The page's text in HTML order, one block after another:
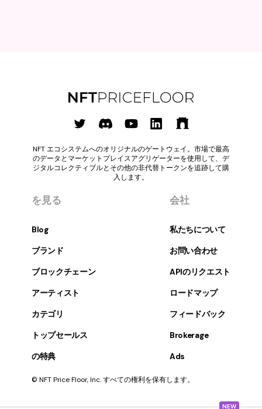
NEW
NFT エコシステムへのオリジナルのゲートウェイ。市場で最高
のデータとマーケットプレイスアグリゲーターを使用して、デ
ジタルコレクティブルとその他の非代替トークンを追跡して購
入します。
を見る
Blog
ブランド
ブロックチェーン
アーティスト
カテゴリ
トップセールス
の特典
会社
私たちについて
お問い合わせ
APIのリクエスト
ロードマップ
フィードバック
Brokerage
Ads
© NFT Price Floor, Inc. すべての権利を保有します。